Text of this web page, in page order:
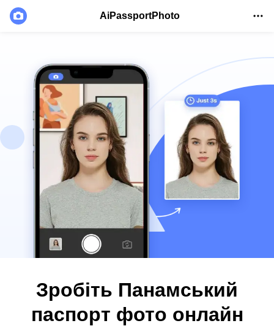
AiPassportPhoto
Зробіть Панамський
паспорт фото онлайн